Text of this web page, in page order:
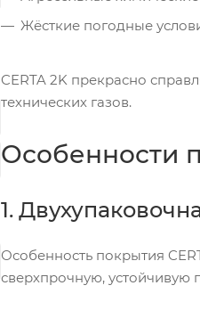
Жёсткие погодные
CERTA 2K прекрасно
технических газов.
Особенности
1.
Особенность покрытия
сверхпрочную, устойчивую